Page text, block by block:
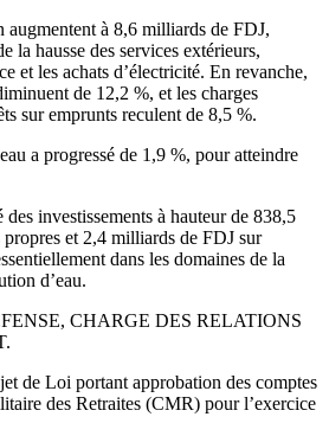
augmentent à 8,6 milliards de FDJ,
la hausse des services extérieurs,
et les achats d’électricité. En revanche,
de 12,2 %, et les charges
sur emprunts reculent de 8,5 %.
a progressé de 1,9 %, pour atteindre
investissements à hauteur de 838,5
et 2,4 milliards de FDJ sur
dans les domaines de la
d’eau.
CHARGE DES RELATIONS
de Loi portant approbation des comptes
des Retraites (CMR) pour l’exercice